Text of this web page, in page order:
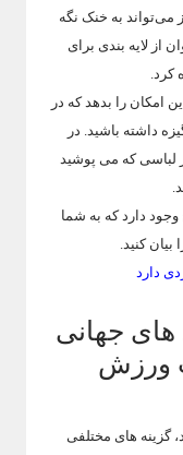
می‌تواند به خنک نگه
از لایه بندی برای
کرد.
امکان را بدهد که در
داشته باشید. در
که می پوشید
دارد که به شما
کنید.
دارد
های جهانی
ورزش
گزینه های مختلفی